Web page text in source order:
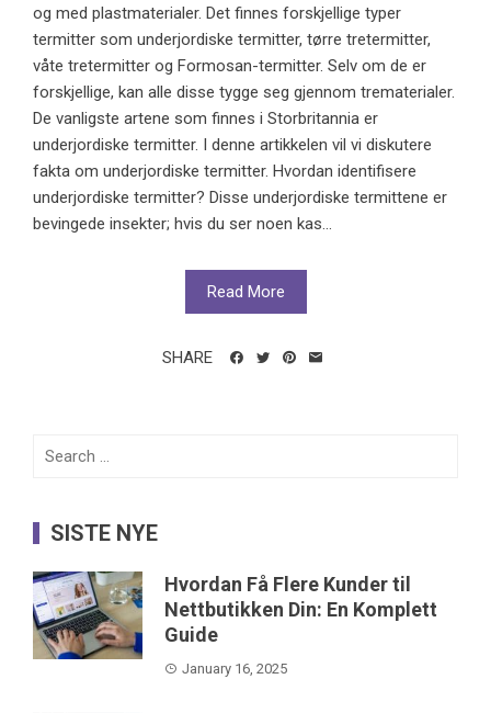
og med plastmaterialer. Det finnes forskjellige typer
termitter som underjordiske termitter, tørre tretermitter,
våte tretermitter og Formosan-termitter. Selv om de er
forskjellige, kan alle disse tygge seg gjennom trematerialer.
De vanligste artene som finnes i Storbritannia er
underjordiske termitter. I denne artikkelen vil vi diskutere
fakta om underjordiske termitter. Hvordan identifisere
underjordiske termitter? Disse underjordiske termittene er
bevingede insekter; hvis du ser noen kas...
Read More
SHARE
Search
SISTE NYE
Hvordan Få Flere Kunder til
Nettbutikken Din: En Komplett
Guide
January 16, 2025